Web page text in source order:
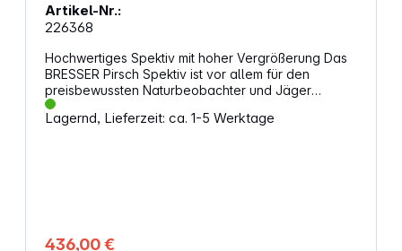
Artikel-Nr.:
226368
Hochwertiges Spektiv mit hoher Vergrößerung Das
BRESSER Pirsch Spektiv ist vor allem für den
preisbewussten Naturbeobachter und Jäger
gedacht. Ausgestattet mit einer lichtstarken, voll
mehrschichtvergüteten 100-mm-Optik ermöglichen
Zoom-Spektiv schräger Einblick voll
Lagernd, Lieferzeit: ca. 1-5 Werktage
436,00 €